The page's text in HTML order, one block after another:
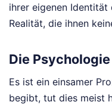
ihrer eigenen
Realität, die ihnen
Die
Es ist ein einsamer
begibt, tut dies meist